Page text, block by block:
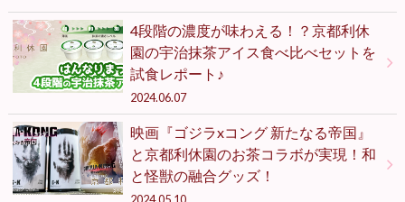
4段階の濃度が味わえる！？京都利休
園の宇治抹茶アイス食べ比べセットを
試食レポート♪
2024.06.07
映画『ゴジラxコング 新たなる帝国』
と京都利休園のお茶コラボが実現！和
と怪獣の融合グッズ！